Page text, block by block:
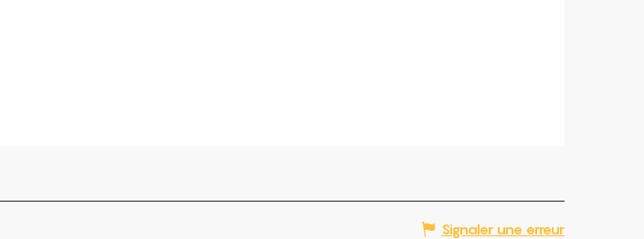
Signaler une erreur